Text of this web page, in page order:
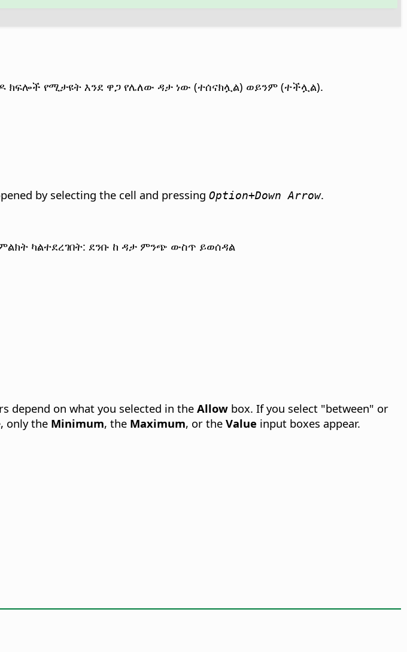
ክፍሎች የሚታዩት እንደ ዋጋ የሌለው ዳታ ነው (ተሰናክሏል) ወይንም (ተችሏል).
by selecting the cell and pressing Option+Down Arrow.
ካልተደረገበት: ደንቡ ከ ዳታ ምንጭ ውስጥ ይወሰዳል
depend on what you selected in the Allow box. If you select "between" or
only the Minimum, the Maximum, or the Value input boxes appear.